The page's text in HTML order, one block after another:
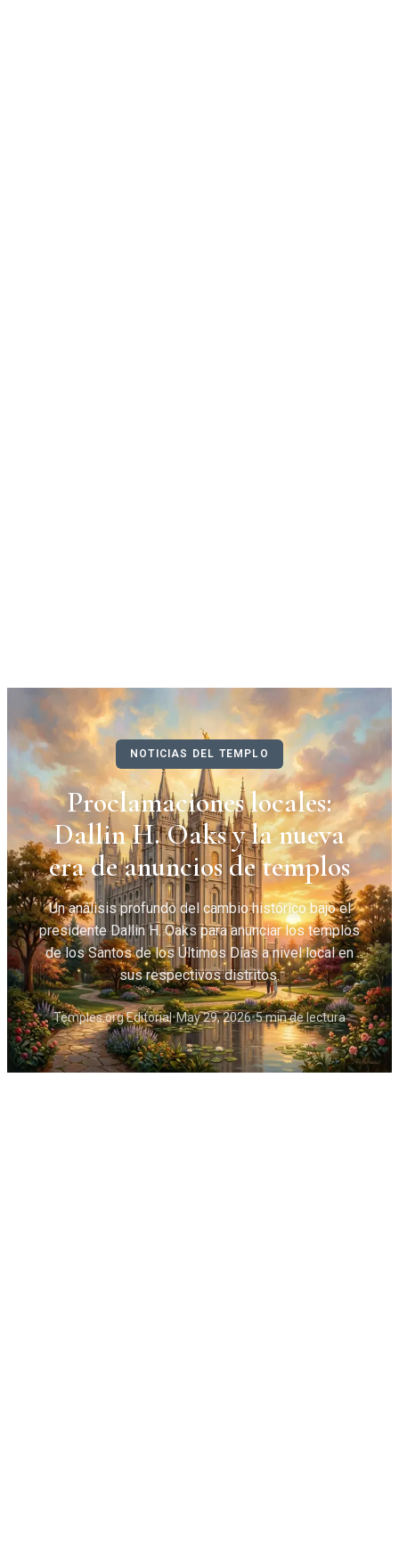
NOTICIAS DEL TEMPLO
Proclamaciones locales:
Dallin H. Oaks y la nueva
era de anuncios de templos
Un análisis profundo del cambio histórico bajo el
presidente Dallin H. Oaks para anunciar los templos
de los Santos de los Últimos Días a nivel local en
sus respectivos distritos.
Temples.org Editorial•May 29, 2026•5 min de lectura